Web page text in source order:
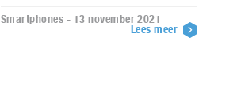
Smartphones - 13 november 2021
Lees meer